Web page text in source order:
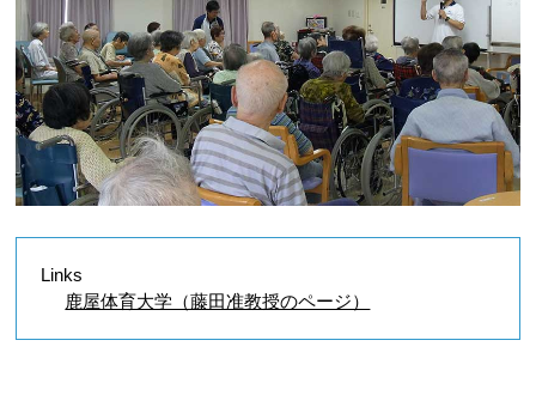
Links
鹿屋体育大学（藤田准教授のページ）